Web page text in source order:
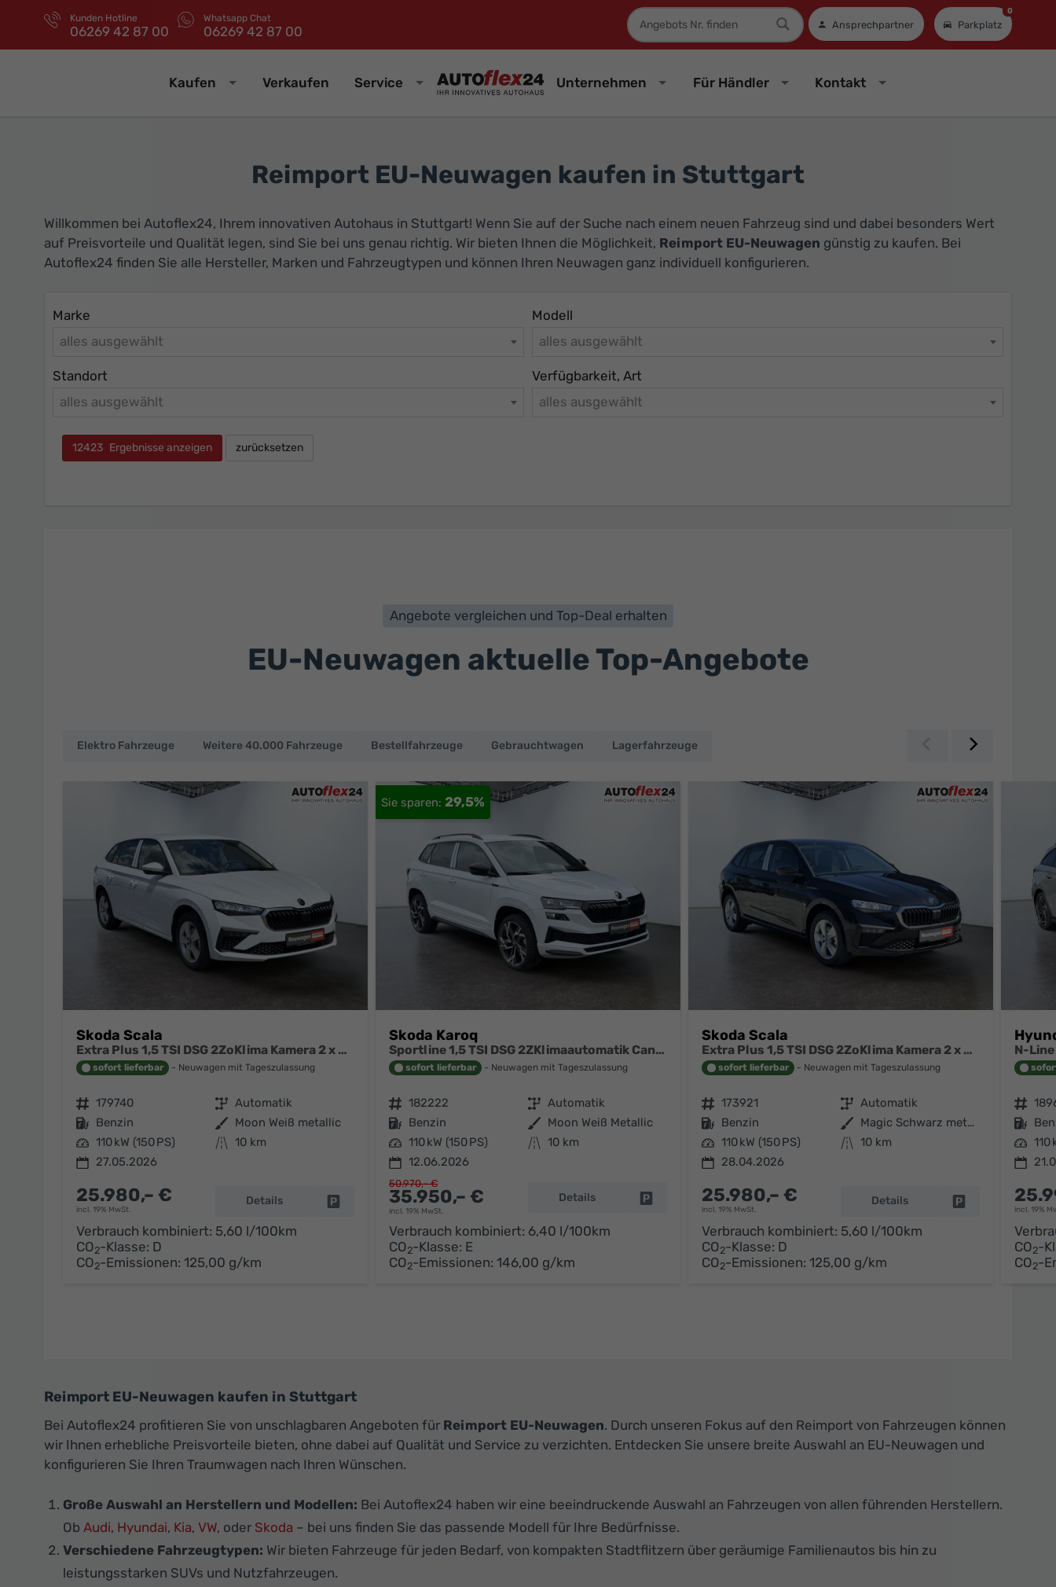
Kunden Hotline
06269 42 87 00
Whatsapp Chat
06269 42 87 00
Fahrzeugnummer
Ansprechpartner Parkplatz
0
Kaufen Verkaufen Service Unternehmen Für Händler Kontakt
Reimport EU-Neuwagen kaufen in Stuttgart
Willkommen bei Autoflex24, Ihrem innovativen Autohaus in Stuttgart! Wenn Sie auf der Suche nach einem neuen Fahrzeug sind und dabei besonders Wert
auf Preisvorteile und Qualität legen, sind Sie bei uns genau richtig. Wir bieten Ihnen die Möglichkeit, Reimport EU-Neuwagen günstig zu kaufen. Bei
Autoflex24 finden Sie alle Hersteller, Marken und Fahrzeugtypen und können Ihren Neuwagen ganz individuell konfigurieren.
Marke
alles ausgewählt
Modell
alles ausgewählt
Standort
alles ausgewählt
Verfügbarkeit, Art
alles ausgewählt
12423 Ergebnisse anzeigen zurücksetzen
Angebote vergleichen und Top-Deal erhalten
EU-Neuwagen aktuelle Top-Angebote
Neuwagen
Fahrzeuge
Top-
Preisen
Elektro Fahrzeuge Weitere 40.000 Fahrzeuge Bestellfahrzeuge Gebrauchtwagen Lagerfahrzeuge Zurück
Skoda Scala
Extra Plus 1,5 TSI DSG 2ZoKlima Kamera 2 x PDC Sitzheizung 5j Garantie Dig Cockpit
sofort lieferbar Neuwagen mit Tageszulassung
Fahrzeugnr. 179740 Getriebe Automatik
Kraftstoff Benzin Außenfarbe Moon Weiß metallic
Leistung 110 kW (150 PS) Kilometerstand 10 km
27.05.2026
25.980,– €
incl. 19% MwSt.
Details Fahrzeug parken
Verbrauch kombiniert: 5,60 l/100km
CO2-Klasse: D
CO2-Emissionen: 125,00 g/km
29,5%
Skoda Karoq
Sportline 1,5 TSI DSG 2ZKlimaautomatik Canton Anhängerkupplung Totewinkel Assistent 2 x Einparkhilfe Kamera 19 Zoll Felgen adaptiver Tempomat 5J Garantie
sofort lieferbar Neuwagen mit Tageszulassung
Fahrzeugnr. 182222 Getriebe Automatik
Kraftstoff Benzin Außenfarbe Moon Weiß Metallic
Leistung 110 kW (150 PS) Kilometerstand 10 km
12.06.2026
35.950,– €
incl. 19% MwSt.
50.970,– €
Details Fahrzeug parken
Verbrauch kombiniert: 6,40 l/100km
CO2-Klasse: E
CO2-Emissionen: 146,00 g/km
Skoda Scala
Extra Plus 1,5 TSI DSG 2ZoKlima Kamera 2 x PDC Sitzheizung 5j Garantie Dig Cockpit
sofort lieferbar Neuwagen mit Tageszulassung
Fahrzeugnr. 173921 Getriebe Automatik
Kraftstoff Benzin Außenfarbe
Magic Schwarz metallic
Leistung 110 kW (150 PS) Kilometerstand 10 km
28.04.2026
25.980,– €
incl. 19% MwSt.
Details Fahrzeug parken
Verbrauch kombiniert: 5,60 l/100km
CO2-Klasse: D
CO2-Emissionen: 125,00 g/km
Fahrzeugnr.
Kraftstoff
Leistung 110
incl. 19%
CO2-
CO2-
Reimport EU-Neuwagen kaufen in Stuttgart
Bei Autoflex24 profitieren Sie von unschlagbaren Angeboten für Reimport EU-Neuwagen. Durch unseren Fokus auf den Reimport von Fahrzeugen können
wir Ihnen erhebliche Preisvorteile bieten, ohne dabei auf Qualität und Service zu verzichten. Entdecken Sie unsere breite Auswahl an EU-Neuwagen und
konfigurieren Sie Ihren Traumwagen nach Ihren Wünschen.
Große Auswahl an Herstellern und Modellen: Bei Autoflex24 haben wir eine beeindruckende Auswahl an Fahrzeugen von allen führenden Herstellern.
Ob Audi, Hyundai, Kia, VW, oder Skoda – bei uns finden Sie das passende Modell für Ihre Bedürfnisse.
Verschiedene Fahrzeugtypen: Wir bieten Fahrzeuge für jeden Bedarf, von kompakten Stadtflitzern über geräumige Familienautos bis hin zu
leistungsstarken SUVs und Nutzfahrzeugen.